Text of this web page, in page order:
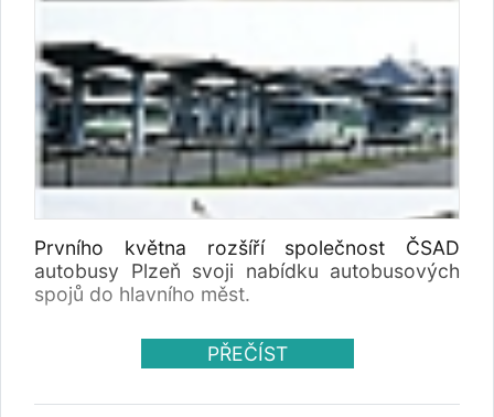
Prvního května rozšíří společnost ČSAD
autobusy Plzeň svoji nabídku autobusových
spojů do hlavního měst.
PŘEČÍST